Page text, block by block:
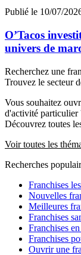
Publié le 10/07/
O’Tacos
univers de
Recherchez une
Trouvez le secteur
Vous souhaitez
d'activité particulier
Découvrez toutes
Voir toutes les
Recherches
Franchises
Nouvelles
Meilleures
Franchises
Franchises
Franchises
Ouvrir une